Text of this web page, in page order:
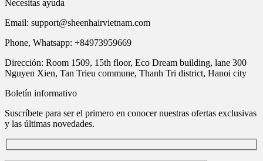
Necesitas ayuda
Email: support@sheenhairvietnam.com
Phone, Whatsapp: +84973959669
Dirección: Room 1509, 15th floor, Eco Dream building, lane 300
Nguyen Xien, Tan Trieu commune, Thanh Tri district, Hanoi city
Boletín informativo
Suscríbete para ser el primero en conocer nuestras ofertas exclusivas
y las últimas novedades.